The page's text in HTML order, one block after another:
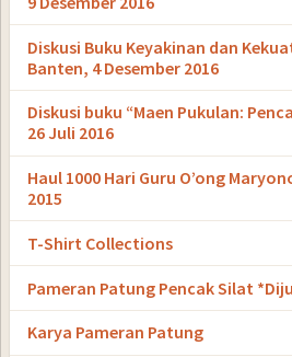
Diskusi Buku Keyakinan dan
Banten, 4 Desember 2016
Diskusi buku “Maen Pukulan:
26 Juli 2016
Haul 1000 Hari Guru O’ong
2015
T-Shirt Collections
Pameran Patung Pencak Silat
Karya Pameran Patung